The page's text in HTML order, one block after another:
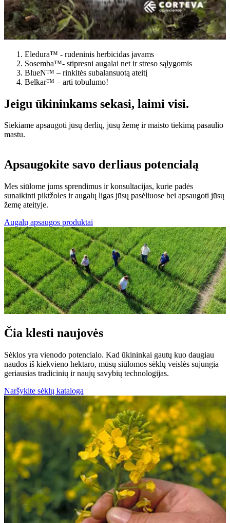
Eledura™ - rudeninis herbicidas javams
Sosemba™- stipresni augalai net ir streso sąlygomis
BlueN™ – rinkitės subalansuotą ateitį
Belkar™ – arti tobulumo!
Jeigu ūkininkams sekasi, laimi visi.
Siekiame apsaugoti jūsų derlių, jūsų žemę ir maisto tiekimą pasaulio
mastu.
Apsaugokite savo derliaus potencialą
Mes siūlome jums sprendimus ir konsultacijas, kurie padės
sunaikinti piktžoles ir augalų ligas jūsų pasėliuose bei apsaugoti jūsų
žemę ateityje.
Augalų apsaugos produktai
Čia klesti naujovės
Sėklos yra vienodo potencialo. Kad ūkininkai gautų kuo daugiau
naudos iš kiekvieno hektaro, mūsų siūlomos sėklų veislės sujungia
geriausias tradicinių ir naujų savybių technologijas.
Naršykite sėklų katalogą